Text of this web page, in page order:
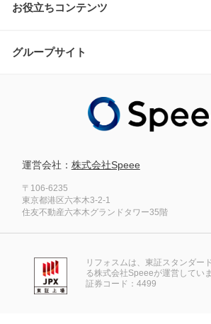
お役立ちコンテンツ
グループサイト
運営会社： 株式会社Speee
〒106-6235
東京都港区六本木3-2-1
住友不動産六本木グランドタワー35階
リフォスムは、東証スタンダー
る株式会社Speeeが運営していま
証券コード：4499